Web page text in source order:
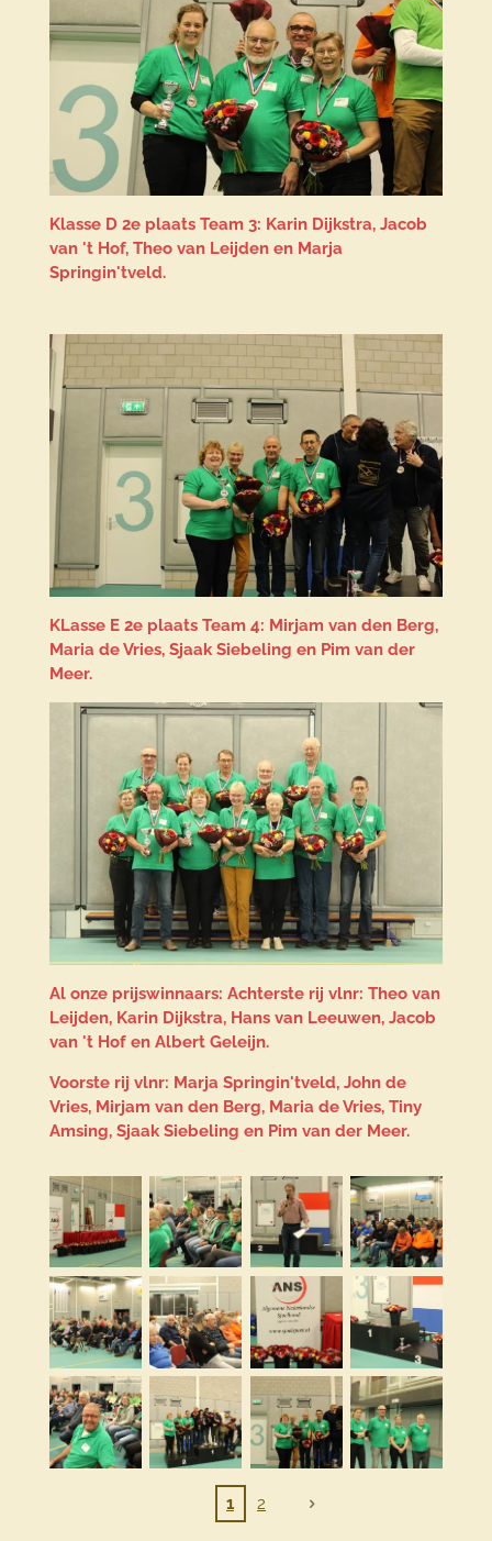
Klasse D 2e plaats Team 3: Karin Dijkstra, Jacob
van 't Hof, Theo van Leijden en Marja
Springin'tveld.
KLasse E 2e plaats Team 4: Mirjam van den Berg,
Maria de Vries, Sjaak Siebeling en Pim van der
Meer.
Al onze prijswinnaars: Achterste rij vlnr: Theo van
Leijden, Karin Dijkstra, Hans van Leeuwen, Jacob
van 't Hof en Albert Geleijn.
Voorste rij vlnr: Marja Springin'tveld, John de
Vries, Mirjam van den Berg, Maria de Vries, Tiny
Amsing, Sjaak Siebeling en Pim van der Meer.
1 2